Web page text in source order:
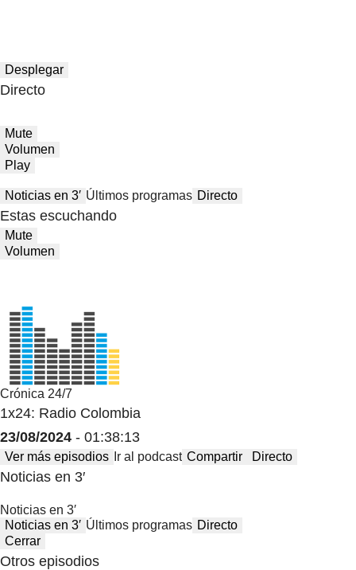
Desplegar
Directo
Mute
Volumen
Play
Noticias en 3′ Últimos programas Directo
Estas escuchando
Mute
Volumen
Crónica 24/7
1x24: Radio Colombia
23/08/2024 - 01:38:13
Ver más episodios Ir al podcast Compartir Directo
Noticias en 3′
Noticias en 3′
Noticias en 3′ Últimos programas Directo
Cerrar
Otros episodios